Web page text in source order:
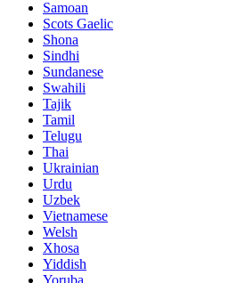
Samoan
Scots Gaelic
Shona
Sindhi
Sundanese
Swahili
Tajik
Tamil
Telugu
Thai
Ukrainian
Urdu
Uzbek
Vietnamese
Welsh
Xhosa
Yiddish
Yoruba